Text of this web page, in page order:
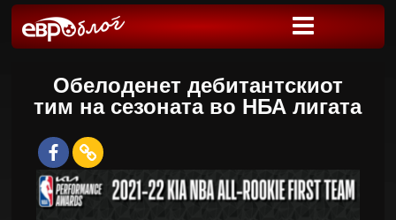
Обелоденет дебитантскиот
тим на сезоната во НБА лигата